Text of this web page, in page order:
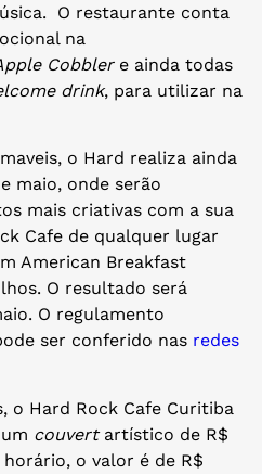
O restaurante conta
na
Cobbler e ainda todas
drink, para utilizar na
o Hard realiza ainda
maio, onde serão
mais criativas com a sua
Cafe de qualquer lugar
American Breakfast
O resultado será
O regulamento
ser conferido nas redes
o Hard Rock Cafe Curitiba
couvert artístico de R$
horário, o valor é de R$